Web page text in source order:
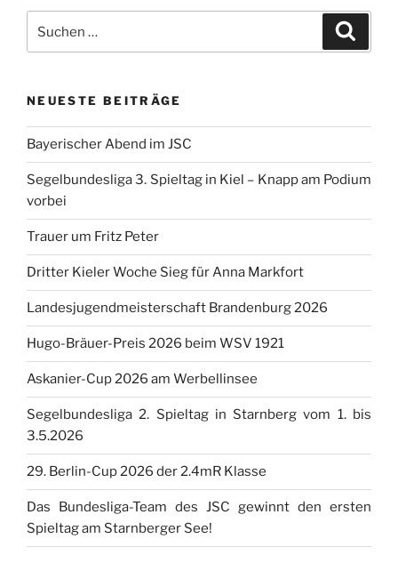
nach:
NEUESTE BEITRÄGE
Bayerischer Abend im JSC
Segelbundesliga 3. Spieltag in Kiel – Knapp am Podium
vorbei
Trauer um Fritz Peter
Dritter Kieler Woche Sieg für Anna Markfort
Landesjugendmeisterschaft Brandenburg 2026
Hugo-Bräuer-Preis 2026 beim WSV 1921
Askanier-Cup 2026 am Werbellinsee
Segelbundesliga 2. Spieltag in Starnberg vom 1. bis
3.5.2026
29. Berlin-Cup 2026 der 2.4mR Klasse
Das Bundesliga-Team des JSC gewinnt den ersten
Spieltag am Starnberger See!